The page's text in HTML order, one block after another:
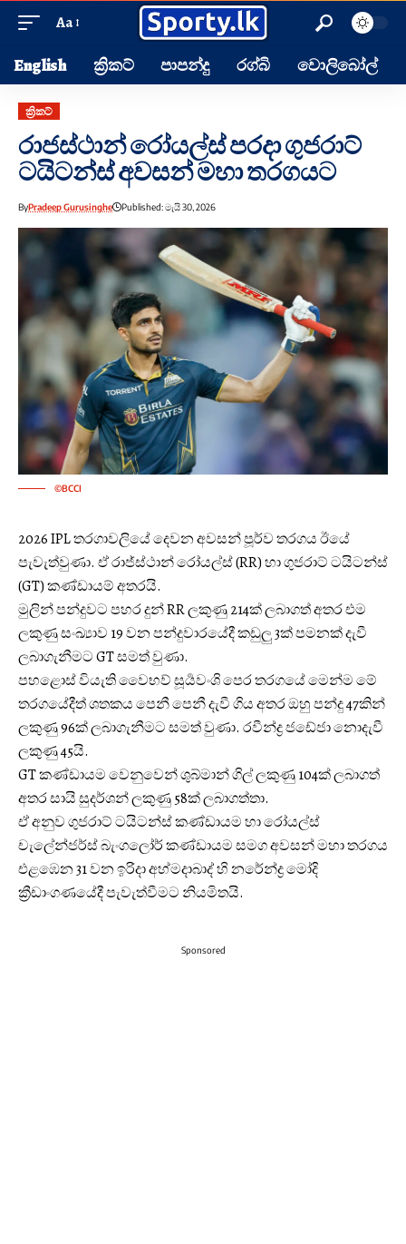
Aa
English ක්‍රිකට් පාපන්දු රග්බි වොලිබෝල්
ක්‍රිකට්
රාජස්ථාන් රෝයල්ස් පරදා ගුජරාට්
ටයිටන්ස් අවසන් මහා තරගයට
ByPradeep Gurusinghe Published: මැයි 30, 2026
©BCCI
2026 IPL තරගාවලියේ දෙවන අවසන් පූර්ව තරගය ඊයේ
පැවැත්වුණා. ඒ රාජ්ස්ථාන් රෝයල්ස් (RR) හා ගුජරාට් ටයිටන්ස්
(GT) කණ්ඩායම් අතරයි.
මුලින් පන්දුවට පහර දුන් RR ලකුණු 214ක් ලබාගත් අතර එම
ලකුණු සංඛ්‍යාව 19 වන පන්දුවාරයේදී කඩුලු 3ක් පමනක් දැවී
ලබාගැනීමට GT සමත් වුණා.
පහළොස් වියැති වෛභව් සූර්‍යවංශි පෙර තරගයේ මෙන්ම මේ
තරගයේදීත් ශතකය පෙනී පෙනී දැවී ගිය අතර ඔහු පන්දු 47කින්
ලකුණු 96ක් ලබාගැනීමට සමත් වුණා. රවීන්ද්‍ර ජඩේජා නොදැවී
ලකුණු 45යි.
GT කණ්ඩායම වෙනුවෙන් ශුබ්මාන් ගිල් ලකුණු 104ක් ලබාගත්
අතර සායි සුදර්ශන් ලකුණු 58ක් ලබාගත්තා.
ඒ අනුව ගුජරාට් ටයිටන්ස් කණ්ඩායම හා රෝයල්ස්
චැලේන්ජර්ස් බැංගලෝර් කණ්ඩායම සමග අවසන් මහා තරගය
එළඹෙන 31 වන ඉරිදා අහ්මදාබාද් හි නරේන්ද්‍ර මෝදි
ක්‍රීඩාංගණයේදී පැවැත්වීමට නියමිතයි.
Sponsored